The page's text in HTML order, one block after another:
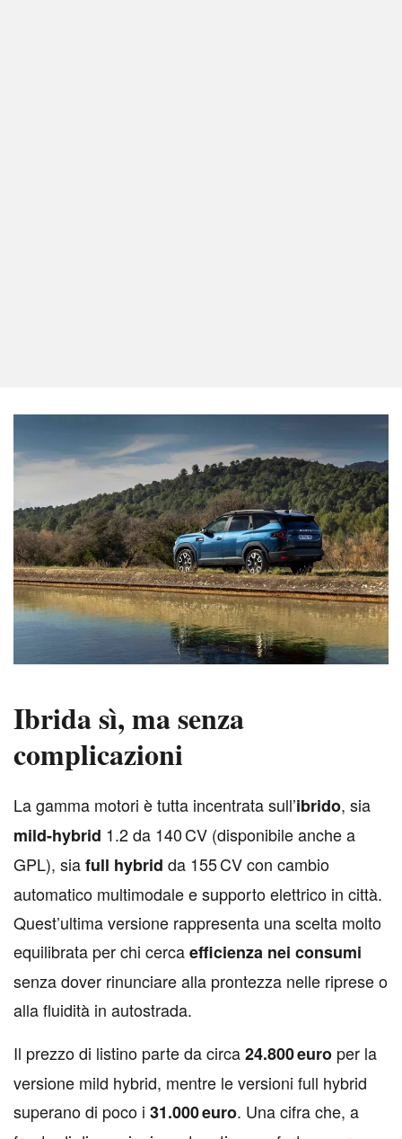
Ibrida sì, ma senza
complicazioni
La gamma motori è tutta incentrata sull’ibrido, sia
mild-hybrid 1.2 da 140 CV (disponibile anche a
GPL), siafull hybrid da 155 CV con cambio
automatico multimodale e supporto elettrico in città.
Quest’ultima versione rappresenta una scelta molto
equilibrata per chi cercaefficienza nei consumi
senza dover rinunciare alla prontezza nelle riprese o
alla fluidità in autostrada.
Il prezzo di listino parte da circa24.800 euro per la
versione mild hybrid, mentre le versioni full hybrid
superano di poco i 31.000 euro. Una cifra che, a